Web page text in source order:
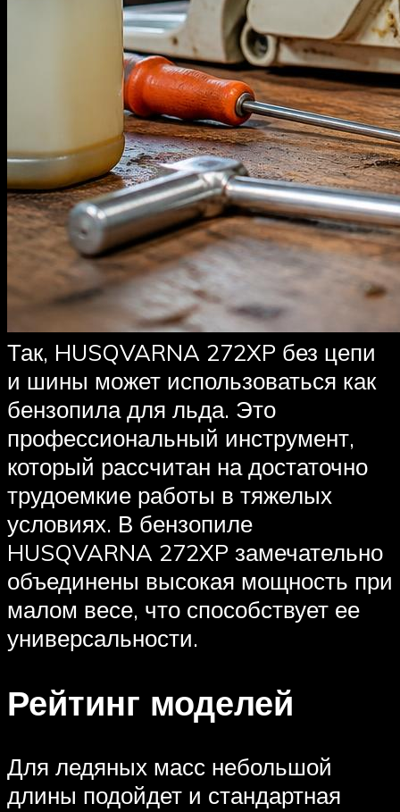
Так, HUSQVARNA 272XP без цепи
и шины может использоваться как
бензопила для льда. Это
профессиональный инструмент,
который рассчитан на достаточно
трудоемкие работы в тяжелых
условиях. В бензопиле
HUSQVARNA 272XP замечательно
объединены высокая мощность при
малом весе, что способствует ее
универсальности.
Рейтинг моделей
Для ледяных масс небольшой
длины подойдет и стандартная